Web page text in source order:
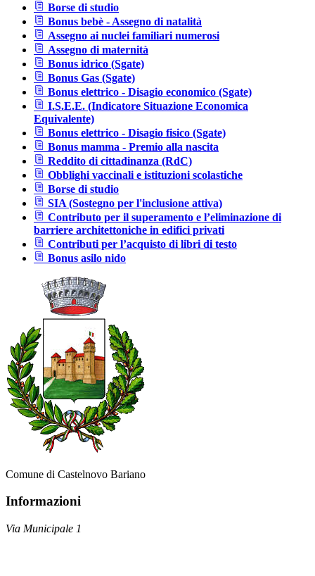
Borse di studio
Bonus bebè - Assegno di natalità
Assegno ai nuclei familiari numerosi
Assegno di maternità
Bonus idrico (Sgate)
Bonus Gas (Sgate)
Bonus elettrico - Disagio economico (Sgate)
I.S.E.E. (Indicatore Situazione Economica
Equivalente)
Bonus elettrico - Disagio fisico (Sgate)
Bonus mamma - Premio alla nascita
Reddito di cittadinanza (RdC)
Obblighi vaccinali e istituzioni scolastiche
Borse di studio
SIA (Sostegno per l'inclusione attiva)
Contributo per il superamento e l’eliminazione di
barriere architettoniche in edifici privati
Contributi per l’acquisto di libri di testo
Bonus asilo nido
Comune di Castelnovo Bariano
Informazioni
Via Municipale 1